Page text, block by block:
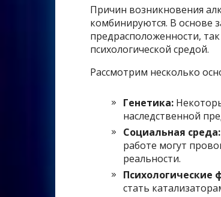
Причин возникновения
комбинируются. В основе
предрасположенности,
психологической средой.
Рассмотрим несколько
Генетика:
наследственной
Социальная среда:
работе могут
реальности.
Психологические
стать